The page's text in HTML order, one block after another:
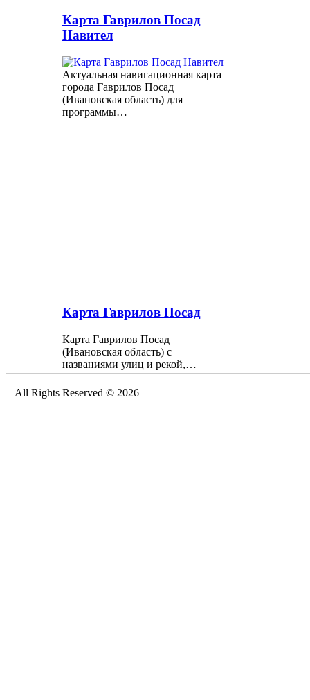
Карта Гаврилов Посад
Навител
Актуальная навигационная карта
города Гаврилов Посад
(Ивановская область) для
программы…
Карта Гаврилов Посад
Карта Гаврилов Посад
(Ивановская область) с
названиями улиц и рекой,…
All Rights Reserved © 2026